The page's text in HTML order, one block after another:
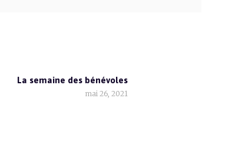
La semaine des bénévoles
mai 26, 2021